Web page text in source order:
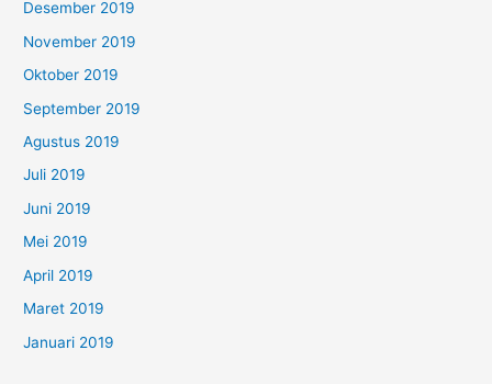
Desember 2019
November 2019
Oktober 2019
September 2019
Agustus 2019
Juli 2019
Juni 2019
Mei 2019
April 2019
Maret 2019
Januari 2019